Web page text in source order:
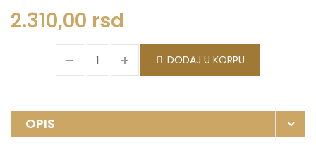
2.310,00 rsd
DODAJ U KORPU
OPIS